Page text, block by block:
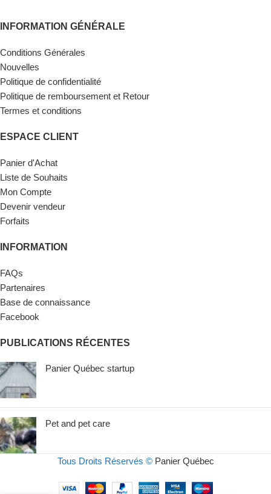
INFORMATION GÉNÉRALE
Conditions Générales
Nouvelles
Politique de confidentialité
Politique de remboursement et Retour
Termes et conditions
ESPACE CLIENT
Panier d'Achat
Liste de Souhaits
Mon Compte
Devenir vendeur
Forfaits
INFORMATION
FAQs
Partenaires
Base de connaissance
Facebook
PUBLICATIONS RÉCENTES
Panier Québec startup
Pet and pet care
Tous Droits Réservés © Panier Québec